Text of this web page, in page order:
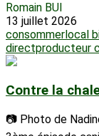
Romain BUI
13 juillet 2026
consommerlocal
directproducteur
Contre la
📷 Photo de